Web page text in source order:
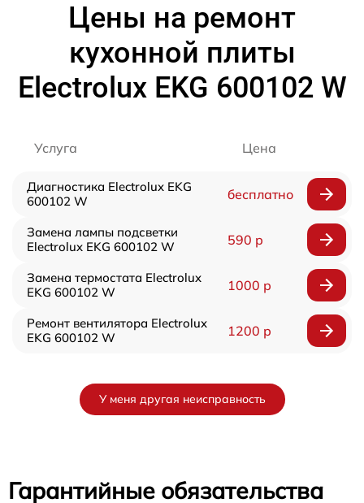
Цены на ремонт
кухонной плиты
Electrolux EKG 600102 W
Услуга Цена
Диагностика Electrolux EKG
600102 W
бесплатно
Замена лампы подсветки
Electrolux EKG 600102 W
590 р
Замена термостата Electrolux
EKG 600102 W
1000 р
Ремонт вентилятора Electrolux
EKG 600102 W
1200 р
У меня другая неисправность
Гарантийные обязательства